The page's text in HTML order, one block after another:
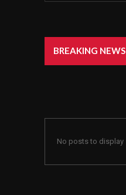
BREAKING NEWS
No posts to display